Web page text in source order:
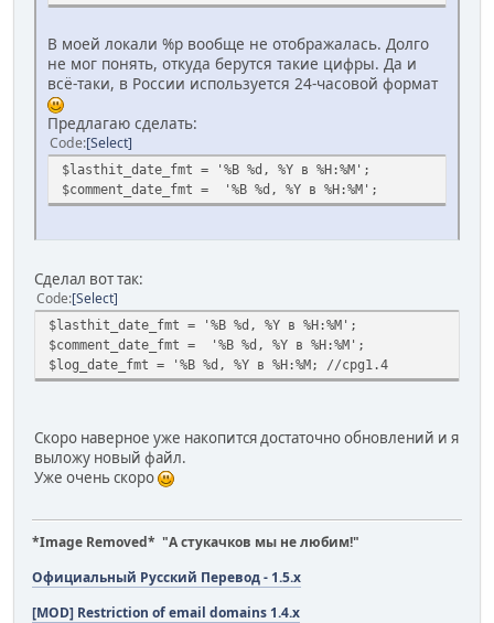
В моей локали %p вообще не отображалась. Долго
не мог понять, откуда берутся такие цифры. Да и
всё-таки, в России используется 24-часовой формат
Предлагаю сделать:
Code Select
$lasthit_date_fmt = '%B %d, %Y в %H:%M';
$comment_date_fmt = '%B %d, %Y в %H:%M';
Сделал вот так:
Code Select
$lasthit_date_fmt = '%B %d, %Y в %H:%M';
$comment_date_fmt = '%B %d, %Y в %H:%M';
$log_date_fmt = '%B %d, %Y в %H:%M; //cpg1.4
Скоро наверное уже накопится достаточно обновлений и я
выложу новый файл.
Уже очень скоро
*Image Removed* "А стукачков мы не любим!"
Официальный Русский Перевод - 1.5.x
[MOD] Restriction of email domains 1.4.x